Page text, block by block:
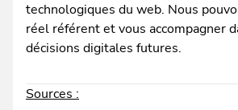
technologiques du web. Nous
réel référent et vous accompagner
décisions digitales futures.
Sources :